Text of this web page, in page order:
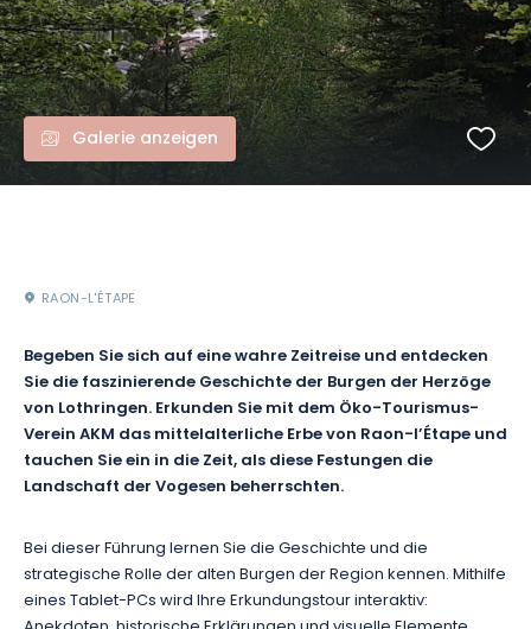
Galerie anzeigen
RAON-L'ÉTAPE
Begeben Sie sich auf eine wahre Zeitreise und entdecken
Sie die faszinierende Geschichte der Burgen der Herzöge
von Lothringen. Erkunden Sie mit dem Öko-Tourismus-
Verein AKM das mittelalterliche Erbe von Raon-l’Étape und
tauchen Sie ein in die Zeit, als diese Festungen die
Landschaft der Vogesen beherrschten.
Bei dieser Führung lernen Sie die Geschichte und die
strategische Rolle der alten Burgen der Region kennen. Mithilfe
eines Tablet-PCs wird Ihre Erkundungstour interaktiv: